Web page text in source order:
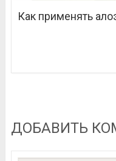
Как применять
ДОБАВИТЬ